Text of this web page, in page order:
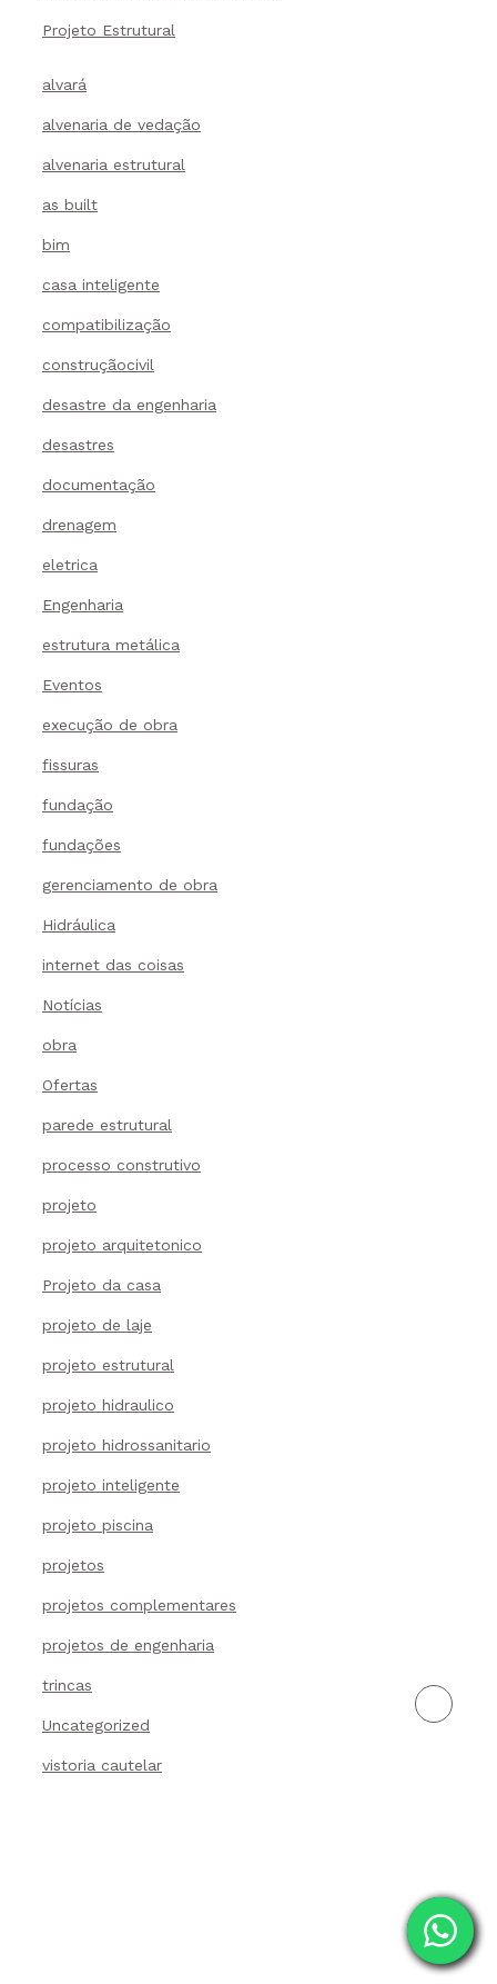
Projeto Estrutural
alvará
alvenaria de vedação
alvenaria estrutural
as built
bim
casa inteligente
compatibilização
construçãocivil
desastre da engenharia
desastres
documentação
drenagem
eletrica
Engenharia
estrutura metálica
Eventos
execução de obra
fissuras
fundação
fundações
gerenciamento de obra
Hidráulica
internet das coisas
Notícias
obra
Ofertas
parede estrutural
processo construtivo
projeto
projeto arquitetonico
Projeto da casa
projeto de laje
projeto estrutural
projeto hidraulico
projeto hidrossanitario
projeto inteligente
projeto piscina
projetos
projetos complementares
projetos de engenharia
trincas
Uncategorized
vistoria cautelar